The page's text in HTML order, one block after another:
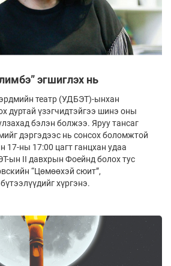
эгшиглэх нь
театр (УДБЭТ)-ынхан
дуртай үзэгчидтэйгээ шинэ оны
бэлэн болжээ. Яруу тансаг
дэргэдээс нь сонсох боломжтой
17-ны 17:00 цагт ганцхан удаа
ын II давхрын Фоейнд болох тус
“Цөмөөхэй сюит”,
хүргэнэ.